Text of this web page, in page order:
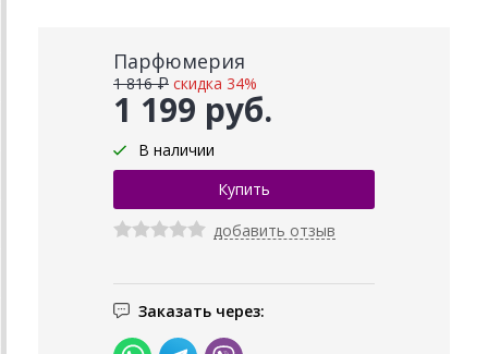
Парфюмерия
1 199 руб.
1 816 ₽ скидка 34%
В наличии
добавить отзыв
Заказать через: